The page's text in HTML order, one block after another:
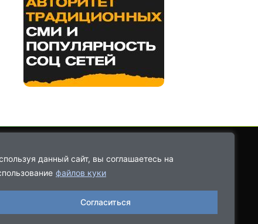
данный сайт, вы соглашаетесь на
файлов куки
Согласиться
68-08-43
выдано